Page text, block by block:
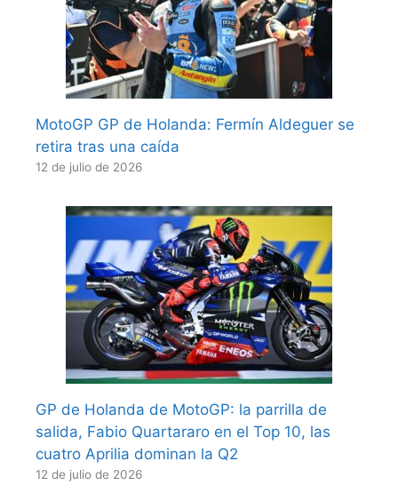
MotoGP GP de Holanda: Fermín Aldeguer se
retira tras una caída
12 de julio de 2026
GP de Holanda de MotoGP: la parrilla de
salida, Fabio Quartararo en el Top 10, las
cuatro Aprilia dominan la Q2
12 de julio de 2026